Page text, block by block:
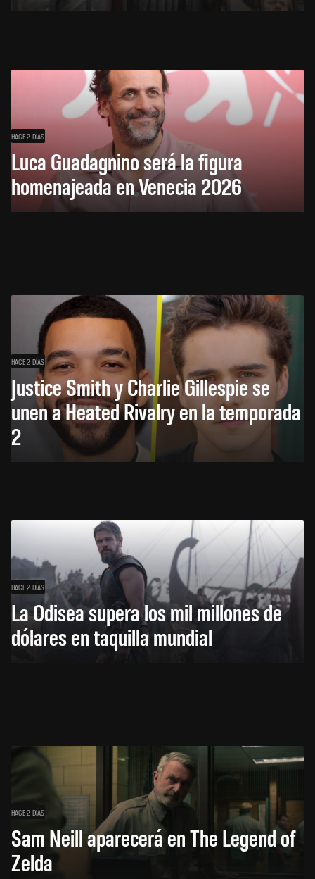
HACE 2 DÍAS
Luca Guadagnino será la figura
homenajeada en Venecia 2026
HACE 2 DÍAS
Justice Smith y Charlie Gillespie se
unen a Heated Rivalry en la temporada
2
HACE 2 DÍAS
La Odisea supera los mil millones de
dólares en taquilla mundial
HACE 2 DÍAS
Sam Neill aparecerá en The Legend of
Zelda